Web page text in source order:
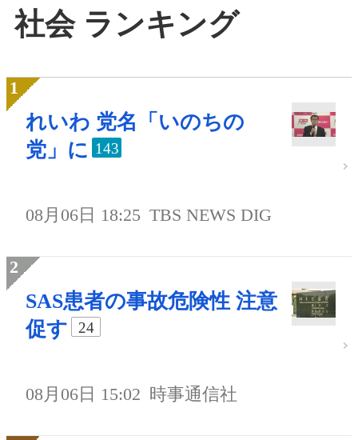
社会 ランキング
れいわ 党名「いのちの
党」に 143
08月06日 18:25 TBS NEWS DIG
SAS患者の事故危険性 注意
促す
24
08月06日 15:02 時事通信社